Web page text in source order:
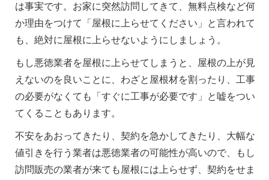
は事実です。 お家に突然訪問してきて、無料点検など何
か理由をつけて「屋根に上らせてください」と言われて
も、絶対に屋根に上らせないようにしましょう。
もし悪徳業者を屋根に上らせてしまうと、屋根の上が見
えないのを良いことに、わざと屋根材を割ったり、工事
の必要がなくても「すぐに工事が必要です」と嘘をつい
てくることもあります。
不安をあおってきたり、契約を急かしてきたり、大幅な
値引きを行う業者は悪徳業者の可能性が高いので、もし
訪問販売の業者が来ても屋根には上らせず、契約をせま